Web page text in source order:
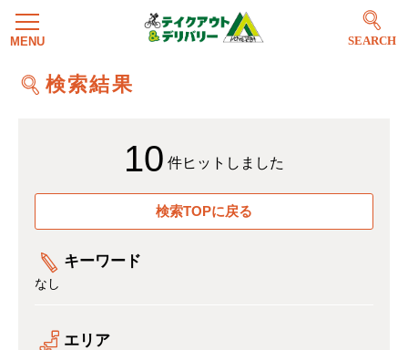
SEARCH
検索結果
10 件ヒットしました
検索TOPに戻る
キーワード
なし
エリア